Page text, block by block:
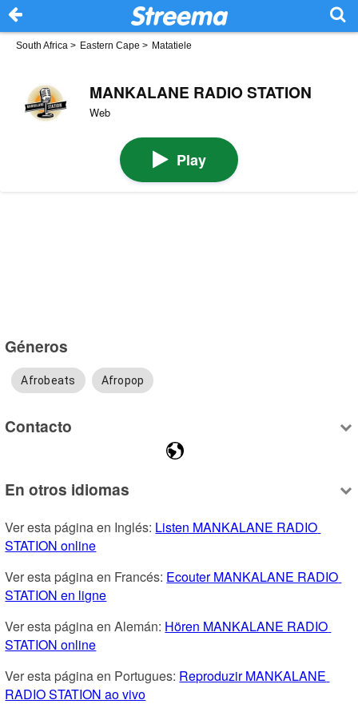
South Africa > Eastern Cape > Matatiele
MANKALANE RADIO STATION
Web
Play
Géneros
Afrobeats Afropop
Contacto
En otros idiomas
Ver esta página en Inglés: Listen MANKALANE RADIO
STATION online
Ver esta página en Francés: Ecouter MANKALANE RADIO
STATION en ligne
Ver esta página en Alemán: Hören MANKALANE RADIO
STATION online
Ver esta página en Portugues: Reproduzir MANKALANE
RADIO STATION ao vivo